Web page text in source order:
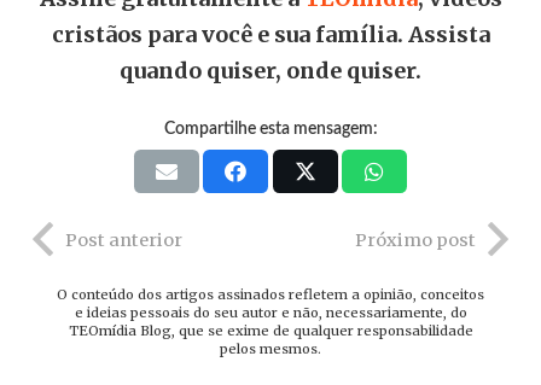
cristãos para você e sua família. Assista
quando quiser, onde quiser.
Compartilhe esta mensagem:
Post anterior Próximo post
O conteúdo dos artigos assinados refletem a opinião, conceitos
e ideias pessoais do seu autor e não, necessariamente, do
TEOmídia Blog, que se exime de qualquer responsabilidade
pelos mesmos.